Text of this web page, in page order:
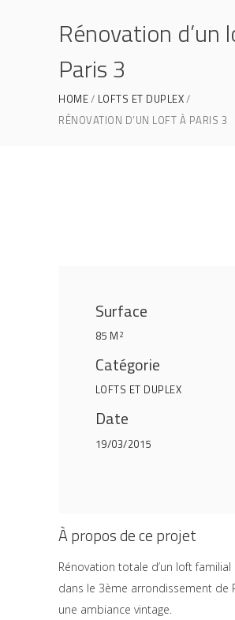
Rénovation d’un
Paris 3
HOME
LOFTS ET DUPLEX
RÉNOVATION D’UN LOFT À PARIS 3
Surface
85 M 2
Catégorie
LOFTS ET DUPLEX
Date
19/03/2015
À propos de ce projet
Rénovation totale d’un loft familial
dans le 3ème arrondissement de
une ambiance vintage.